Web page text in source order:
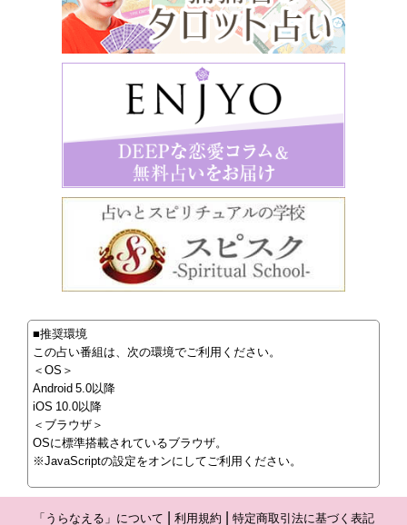
■推奨環境
この占い番組は、次の環境でご利用ください。
＜OS＞
Android 5.0以降
iOS 10.0以降
＜ブラウザ＞
OSに標準搭載されているブラウザ。
※JavaScriptの設定をオンにしてご利用ください。
「うらなえる」について 利用規約
特定商取引法に基づく表記